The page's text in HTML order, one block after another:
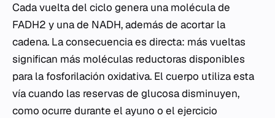
Cada vuelta del ciclo genera una molécula de
FADH2 y una de NADH, además de acortar la
cadena. La consecuencia es directa: más vueltas
significan más moléculas reductoras disponibles
para la fosforilación oxidativa. El cuerpo utiliza esta
vía cuando las reservas de glucosa disminuyen,
como ocurre durante el ayuno o el ejercicio